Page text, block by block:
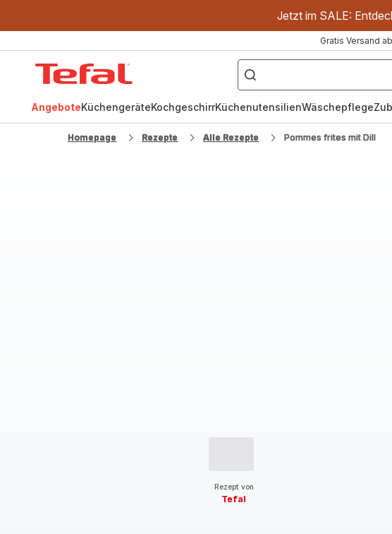
Jetzt im SALE:
Gratis Versand
["OptiGrill","Easy
Fry","Pfanne"]
AngeboteKüchengeräteKochgeschirrKüchenutensilienWäschepflege
Homepage Rezepte Alle Rezepte Pommes frites mit Dill
Rezept von
Tefal